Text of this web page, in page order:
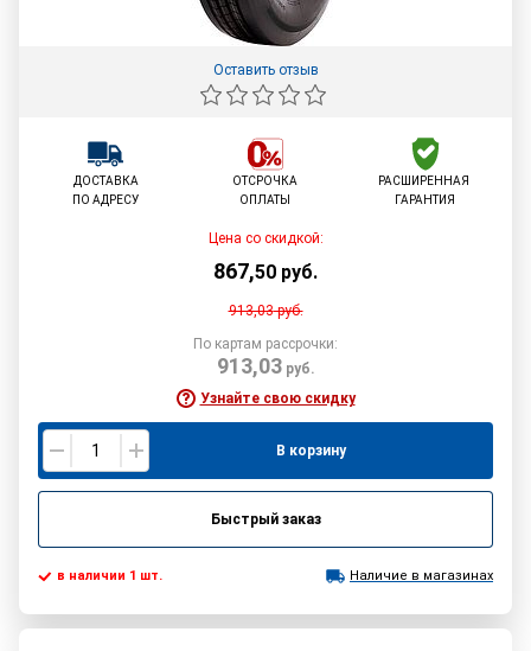
Оставить отзыв
ДОСТАВКА
ПО АДРЕСУ
ОТСРОЧКА
ОПЛАТЫ
РАСШИРЕННАЯ
ГАРАНТИЯ
Цена со скидкой:
867,50 руб.
913,03руб.
По картам рассрочки:
913,03руб.
Узнайте свою скидку
В корзину
Быстрый заказ
в наличии 1 шт. Наличие в магазинах